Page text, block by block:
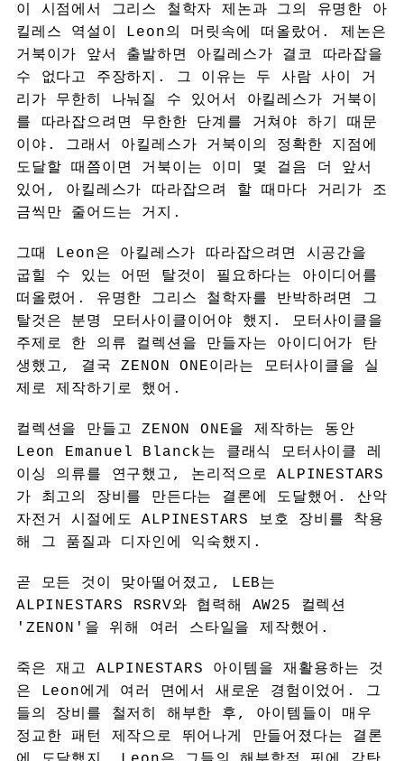
이 시점에서 그리스 철학자 제논과 그의 유명한 아
킬레스 역설이 Leon의 머릿속에 떠올랐어. 제논은
거북이가 앞서 출발하면 아킬레스가 결코 따라잡을
수 없다고 주장하지. 그 이유는 두 사람 사이 거
리가 무한히 나눠질 수 있어서 아킬레스가 거북이
를 따라잡으려면 무한한 단계를 거쳐야 하기 때문
이야. 그래서 아킬레스가 거북이의 정확한 지점에
도달할 때쯤이면 거북이는 이미 몇 걸음 더 앞서
있어, 아킬레스가 따라잡으려 할 때마다 거리가 조
금씩만 줄어드는 거지.
그때 Leon은 아킬레스가 따라잡으려면 시공간을
굽힐 수 있는 어떤 탈것이 필요하다는 아이디어를
떠올렸어. 유명한 그리스 철학자를 반박하려면 그
탈것은 분명 모터사이클이어야 했지. 모터사이클을
주제로 한 의류 컬렉션을 만들자는 아이디어가 탄
생했고, 결국 ZENON ONE이라는 모터사이클을 실
제로 제작하기로 했어.
컬렉션을 만들고 ZENON ONE을 제작하는 동안
Leon Emanuel Blanck는 클래식 모터사이클 레
이싱 의류를 연구했고, 논리적으로 ALPINESTARS
가 최고의 장비를 만든다는 결론에 도달했어. 산악
자전거 시절에도 ALPINESTARS 보호 장비를 착용
해 그 품질과 디자인에 익숙했지.
곧 모든 것이 맞아떨어졌고, LEB는
ALPINESTARS RSRV와 협력해 AW25 컬렉션
'ZENON'을 위해 여러 스타일을 제작했어.
죽은 재고 ALPINESTARS 아이템을 재활용하는 것
은 Leon에게 여러 면에서 새로운 경험이었어. 그
들의 장비를 철저히 해부한 후, 아이템들이 매우
정교한 패턴 제작으로 뛰어나게 만들어졌다는 결론